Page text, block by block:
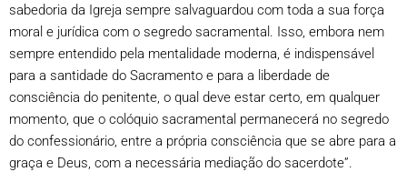
sabedoria da Igreja sempre salvaguardou com toda a sua força
moral e jurídica com o segredo sacramental. Isso, embora nem
sempre entendido pela mentalidade moderna, é indispensável
para a santidade do Sacramento e para a liberdade de
consciência do penitente, o qual deve estar certo, em qualquer
momento, que o colóquio sacramental permanecerá no segredo
do confessionário, entre a própria consciência que se abre para a
graça e Deus, com a necessária mediação do sacerdote”.